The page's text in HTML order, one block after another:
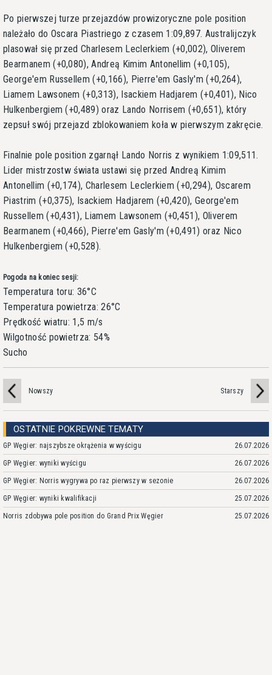
Po pierwszej turze przejazdów prowizoryczne pole position
należało do Oscara Piastriego z czasem 1:09,897. Australijczyk
plasował się przed Charlesem Leclerkiem (+0,002), Oliverem
Bearmanem (+0,080), Andreą Kimim Antonellim (+0,105),
George'em Russellem (+0,166), Pierre'em Gasly'm (+0,264),
Liamem Lawsonem (+0,313), Isackiem Hadjarem (+0,401), Nico
Hulkenbergiem (+0,489) oraz Lando Norrisem (+0,651), który
zepsuł swój przejazd zblokowaniem koła w pierwszym zakręcie.
Finalnie pole position zgarnął Lando Norris z wynikiem 1:09,511.
Lider mistrzostw świata ustawi się przed Andreą Kimim
Antonellim (+0,174), Charlesem Leclerkiem (+0,294), Oscarem
Piastrim (+0,375), Isackiem Hadjarem (+0,420), George'em
Russellem (+0,431), Liamem Lawsonem (+0,451), Oliverem
Bearmanem (+0,466), Pierre'em Gasly'm (+0,491) oraz Nico
Hulkenbergiem (+0,528).
Pogoda na koniec sesji:
Temperatura toru: 36°C
Temperatura powietrza: 26°C
Prędkość wiatru: 1,5 m/s
Wilgotność powietrza: 54%
Sucho
Nowszy Starszy
OSTATNIE POKREWNE TEMATY
GP Węgier: najszybsze okrążenia w wyścigu 26.07.2026
GP Węgier: wyniki wyścigu 26.07.2026
GP Węgier: Norris wygrywa po raz pierwszy w sezonie 26.07.2026
GP Węgier: wyniki kwalifikacji 25.07.2026
Norris zdobywa pole position do Grand Prix Węgier 25.07.2026